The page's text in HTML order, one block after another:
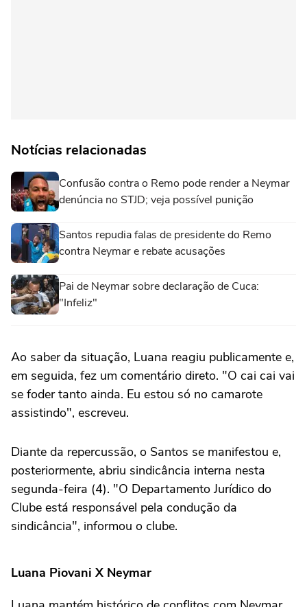
Notícias relacionadas
Confusão contra o Remo pode render a Neymar
denúncia no STJD; veja possível punição
Santos repudia falas de presidente do Remo
contra Neymar e rebate acusações
Pai de Neymar sobre declaração de Cuca:
"Infeliz"
Ao saber da situação, Luana reagiu publicamente e,
em seguida, fez um comentário direto. "O cai cai vai
se foder tanto ainda. Eu estou só no camarote
assistindo", escreveu.
Diante da repercussão, o Santos se manifestou e,
posteriormente, abriu sindicância interna nesta
segunda-feira (4). "O Departamento Jurídico do
Clube está responsável pela condução da
sindicância", informou o clube.
Luana Piovani X Neymar